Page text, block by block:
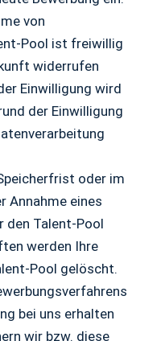
von
Pool ist freiwillig
widerrufen
Einwilligung wird
der Einwilligung
oder im
Annahme eines
den Talent-Pool
werden Ihre
Pool gelöscht.
bei uns erhalten
wir bzw. diese